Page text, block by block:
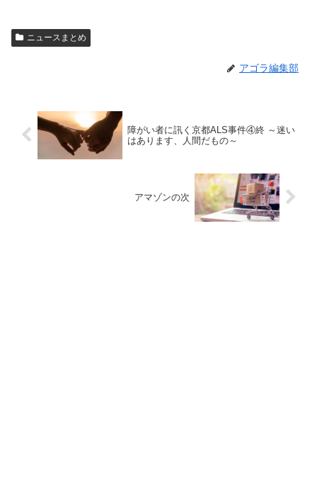
ニュースまとめ
アゴラ編集部
障がい者に訊く京都ALS事件④終 ～迷い
はあります、人間だもの～
アマゾンの次